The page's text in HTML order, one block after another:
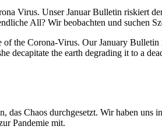
Virus. Unser Januar Bulletin riskiert
All? Wir beobachten und suchen
the Corona-Virus. Our January
the earth degrading it to a
das Chaos durchgesetzt. Wir haben
Pandemie mit.